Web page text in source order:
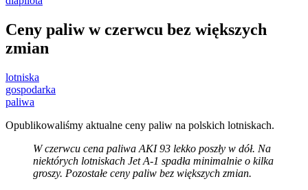
Ceny paliw w czerwcu bez większych
zmian
lotniska
gospodarka
paliwa
Opublikowaliśmy aktualne ceny paliw na polskich lotniskach.
W czerwcu cena paliwa AKI 93 lekko poszły w dół. Na
niektórych lotniskach Jet A-1 spadła minimalnie o kilka
groszy. Pozostałe ceny paliw bez większych zmian.